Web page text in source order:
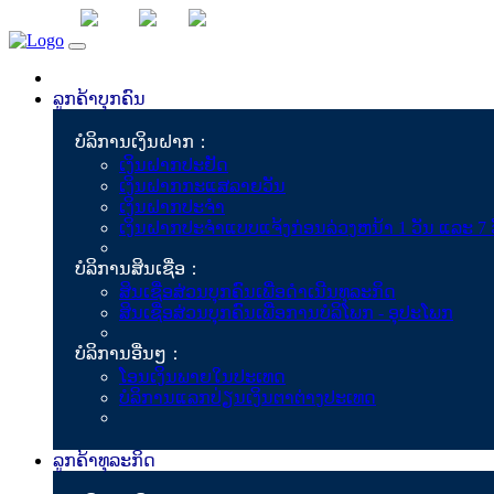
ລູກຄ້າບຸກຄົນ
ບໍລິການເງິນຝາກ：
ເງິນຝາກປະຢັດ
ເງິນຝາກກະແສລາຍວັນ
ເງິນຝາກປະຈຳ
ເງິນຝາກປະຈໍາແບບແຈ້ງກ່ອນລ່ວງຫນ້າ 1 ວັນ ແລະ 7
ບໍລິການສິນເຊື່ອ：
ສິນເຊື່ອສ່ວນບຸກຄົນເພື່ອດຳ​ເນີນທຸລະກິດ
ສິນເຊື່ອສ່ວນບຸກຄົນເພື່ອການບໍລິໂພກ - ອຸປະໂພກ
ບໍລິການອື່ນໆ：
ໂອນເງິນພາຍໃນປະເທດ
ບໍລິການແລກປ່ຽນເງິນຕາຕ່າງປະເທດ
ລູກຄ້າທຸລະກິດ